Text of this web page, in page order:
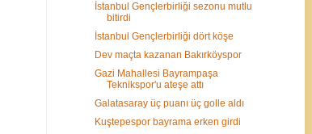
İstanbul Gençlerbirliği sezonu mutlu
bitirdi
İstanbul Gençlerbirliği dört köşe
Dev maçta kazanan Bakırköyspor
Gazi Mahallesi Bayrampaşa
Teknikspor'u ateşe attı
Galatasaray üç puanı üç golle aldı
Kuştepespor bayrama erken girdi